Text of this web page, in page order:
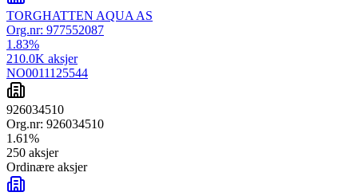
TORGHATTEN AQUA AS
Org.nr: 977552087
1.83%
210.0K aksjer
NO0011125544
926034510
Org.nr: 926034510
1.61%
250 aksjer
Ordinære aksjer